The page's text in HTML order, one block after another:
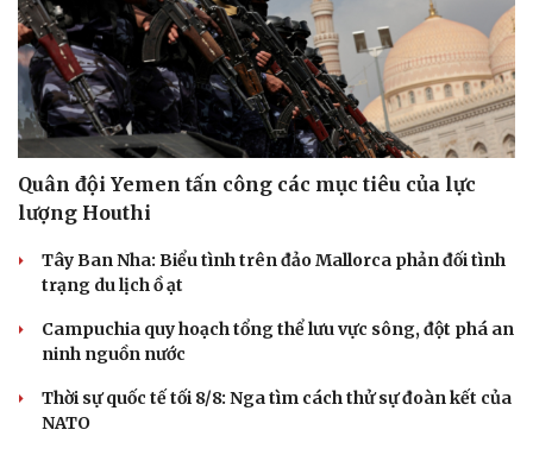
Thông tin doanh nghiệp
Doanh nghiệp 24h
Doanh nhân
Vì cộng đồng
Sành điệu
Tin Công nghệ
Trải nghiệm
Chuyển đổi số
Quân đội Yemen tấn công các mục tiêu của lực
lượng Houthi
Tây Ban Nha: Biểu tình trên đảo Mallorca phản đối tình
trạng du lịch ồ ạt
Campuchia quy hoạch tổng thể lưu vực sông, đột phá an
ninh nguồn nước
Thời sự quốc tế tối 8/8: Nga tìm cách thử sự đoàn kết của
NATO